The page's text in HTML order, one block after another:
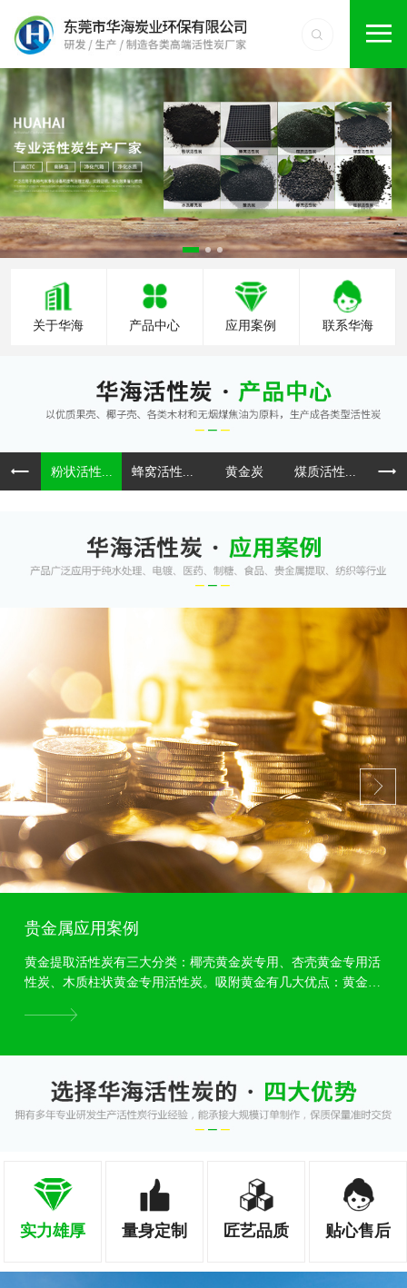
关于华海 产品中心 应用案例 联系华海
粉状活性... 蜂窝活性... 黄金炭 煤质活性... 球形
贵金属应用案例
黄金提取活性炭有三大分类：椰壳黄金炭专用、杏壳黄金专用活
性炭、木质柱状黄金专用活性炭。吸附黄金有几大优点：黄金专
实力雄厚 量身定制 匠艺品质 贴心售后